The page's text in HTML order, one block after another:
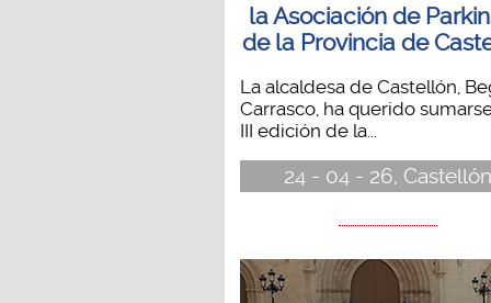
la Asociación de
de la Provincia de
La alcaldesa de Castellón,
Carrasco, ha querido
III edición de la...
24 - 04 - 26, Castellón